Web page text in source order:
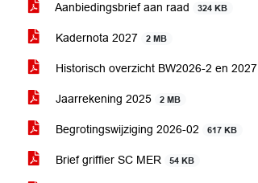
Aanbiedingsbrief aan raad 324 KB
Kadernota 2027 2 MB
Historisch overzicht BW2026-2 en 2027
Jaarrekening 2025 2 MB
Begrotingswijziging 2026-02 617 KB
Brief griffier SC MER 54 KB